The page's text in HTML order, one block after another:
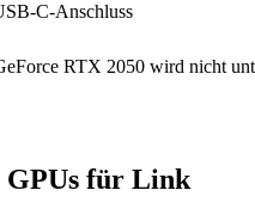
C-Anschluss
RTX 2050 wird nicht
GPUs für Link